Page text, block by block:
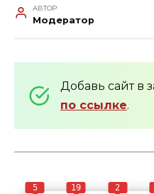
АВТОР
Модератор
Добавь сайт в
по ссылке.
5 19 2